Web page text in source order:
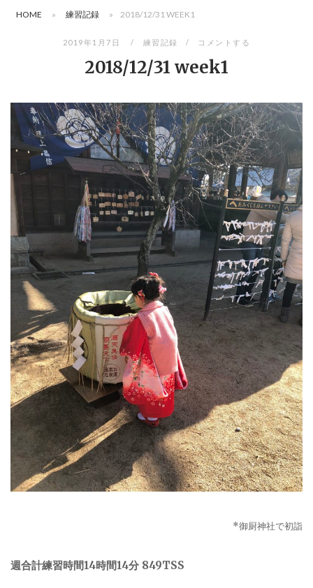
HOME » 練習記録 » 2018/12/31 WEEK1
2019年1月7日 練習記録 コメントする
2018/12/31 week1
*御厨神社で初詣
週合計練習時間14時間14分 849TSS